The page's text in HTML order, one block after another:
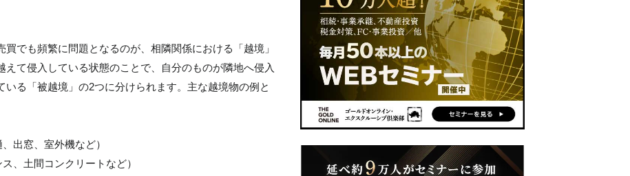
でも頻繁に問題となるのが、相隣関係における「越境」
て侵入している状態のことで、自分のものが隣地へ侵入
る「被越境」の2つに分けられます。主な越境物の例と
出窓、室外機など）
、土間コンクリートなど）